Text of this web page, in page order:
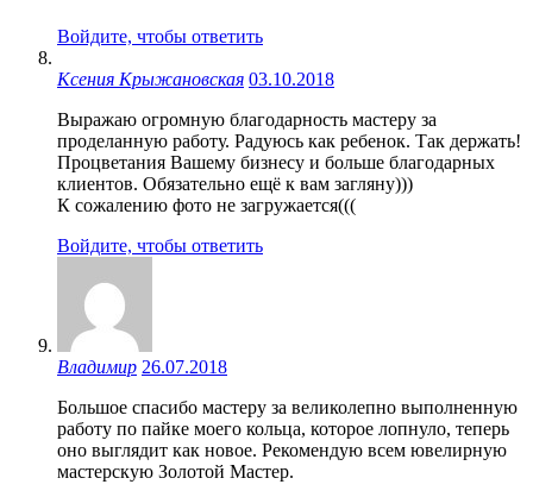
Войдите, чтобы ответить
Ксения Крыжановская 03.10.2018
Выражаю огромную благодарность мастеру за
проделанную работу. Радуюсь как ребенок. Так держать!
Процветания Вашему бизнесу и больше благодарных
клиентов. Обязательно ещё к вам загляну)))
К сожалению фото не загружается(((
Войдите, чтобы ответить
Владимир 26.07.2018
Большое спасибо мастеру за великолепно выполненную
работу по пайке моего кольца, которое лопнуло, теперь
оно выглядит как новое. Рекомендую всем ювелирную
мастерскую Золотой Мастер.